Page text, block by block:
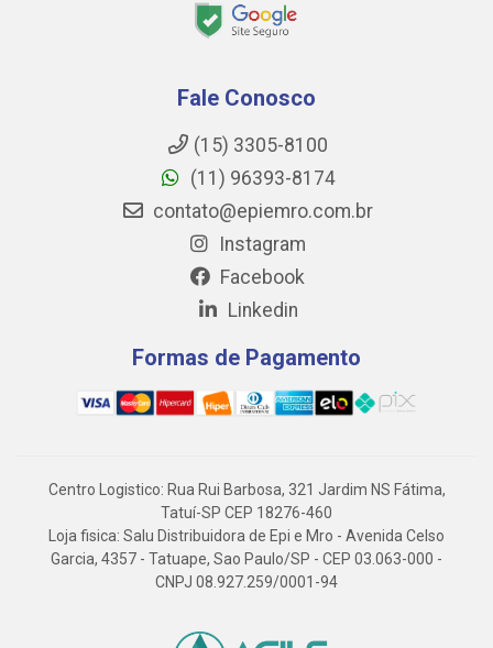
Fale Conosco
(15) 3305-8100
(11) 96393-8174
contato@epiemro.com.br
Instagram
Facebook
Linkedin
Formas de Pagamento
Centro Logistico: Rua Rui Barbosa, 321 Jardim NS Fátima,
Tatuí-SP CEP 18276-460
Loja fisica: Salu Distribuidora de Epi e Mro - Avenida Celso
Garcia, 4357 - Tatuape, Sao Paulo/SP - CEP 03.063-000 -
CNPJ 08.927.259/0001-94